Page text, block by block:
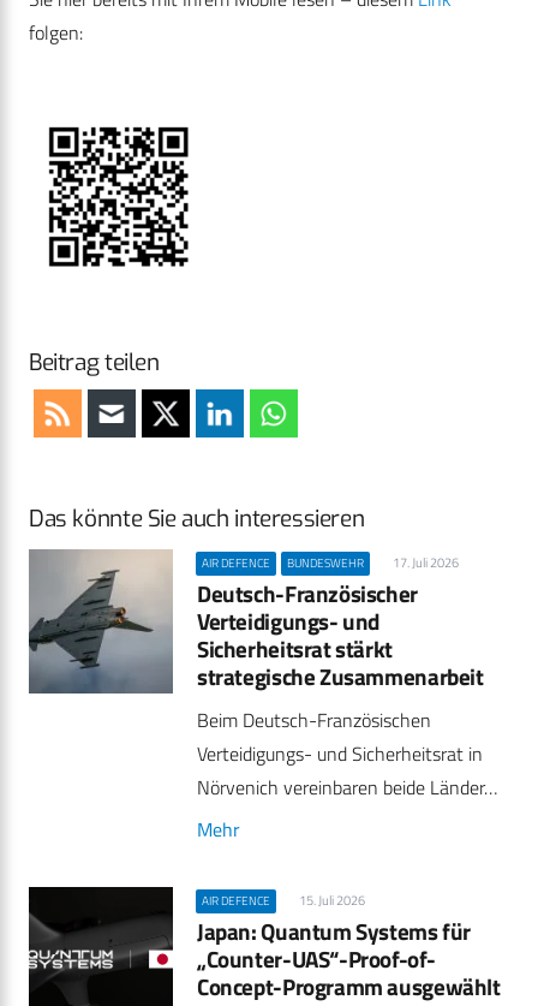
folgen:
Beitrag teilen
Das könnte Sie auch interessieren
AIR DEFENCE BUNDESWEHR 17. Juli 2026
Deutsch-Französischer
Verteidigungs- und
Sicherheitsrat stärkt
strategische Zusammenarbeit
Beim Deutsch-Französischen
Verteidigungs- und Sicherheitsrat in
Nörvenich vereinbaren beide Länder…
Mehr
AIR DEFENCE 15. Juli 2026
Japan: Quantum Systems für
„Counter-UAS“-Proof-of-
Concept-Programm ausgewählt